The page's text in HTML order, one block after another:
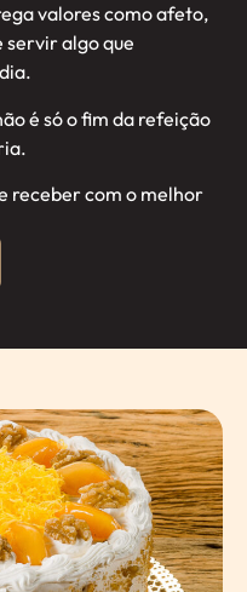
valores como afeto,
servir algo que
é só o fim da refeição
receber com o melhor